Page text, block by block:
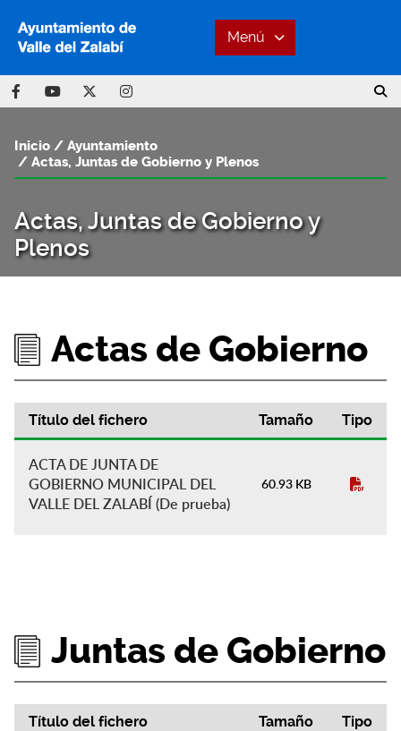
Menú
Actas, Juntas de Gobierno y
Plenos
Inicio
Ayuntamiento
Actas, Juntas de Gobierno y Plenos
Actas de Gobierno
Título del fichero Tamaño Tipo
ACTA DE JUNTA DE
GOBIERNO MUNICIPAL DEL
VALLE DEL ZALABÍ (De prueba)
60.93 KB
Juntas de Gobierno
Título del fichero Tamaño Tipo